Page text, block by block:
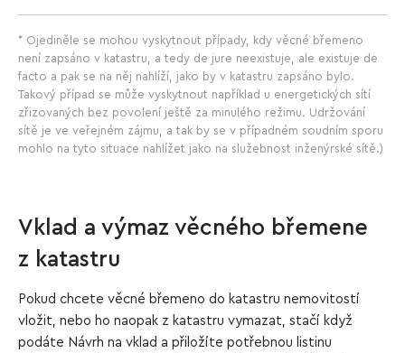
* Ojediněle se mohou vyskytnout případy, kdy věcné břemeno
není zapsáno v katastru, a tedy de jure neexistuje, ale existuje de
facto a pak se na něj nahlíží, jako by v katastru zapsáno bylo.
Takový případ se může vyskytnout například u energetických sítí
zřizovaných bez povolení ještě za minulého režimu. Udržování
sítě je ve veřejném zájmu, a tak by se v případném soudním sporu
mohlo na tyto situace nahlížet jako na služebnost inženýrské sítě.)
Vklad a výmaz věcného břemene
z katastru
Pokud chcete věcné břemeno do katastru nemovitostí
vložit, nebo ho naopak z katastru vymazat, stačí když
podáte Návrh na vklad a přiložíte potřebnou listinu